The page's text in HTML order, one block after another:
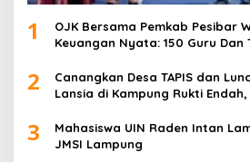
1
OJK Bersama Pemkab Pesibar
Keuangan Nyata: 150 Guru Dan
2
Canangkan Desa TAPIS dan
Lansia di Kampung Rukti Endah,
Desa
3
Mahasiswa UIN Raden Intan
JMSI Lampung